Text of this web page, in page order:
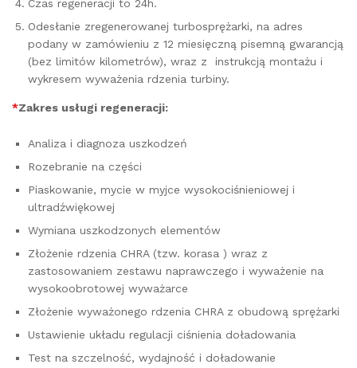
Czas regeneracji to 24h.
Odesłanie zregenerowanej turbosprężarki, na adres
podany w zamówieniu z 12 miesięczną pisemną gwarancją
(bez limitów kilometrów), wraz z instrukcją montażu i
wykresem wyważenia rdzenia turbiny.
*Zakres usługi regeneracji:
Analiza i diagnoza uszkodzeń
Rozebranie na części
Piaskowanie, mycie w myjce wysokociśnieniowej i
ultradźwiękowej
Wymiana uszkodzonych elementów
Złożenie rdzenia CHRA (tzw. korasa ) wraz z
zastosowaniem zestawu naprawczego i wyważenie na
wysokoobrotowej wyważarce
Złożenie wyważonego rdzenia CHRA z obudową sprężarki
Ustawienie układu regulacji ciśnienia doładowania
Test na szczelność, wydajność i doładowanie